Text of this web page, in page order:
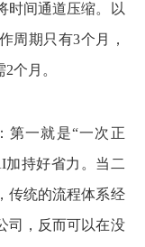
时间通道压缩。以
周期只有3个月，
个月。
第一就是“一次正
加持好省力。当二
传统的流程体系经
司，反而可以在没